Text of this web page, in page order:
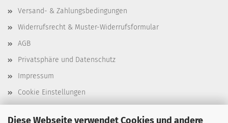
Diese Webseite verwendet Cookies und andere
Versand- & Zahlungsbedingungen
Widerrufsrecht & Muster-Widerrufsformular
AGB
Privatsphäre und Datenschutz
Impressum
Cookie Einstellungen